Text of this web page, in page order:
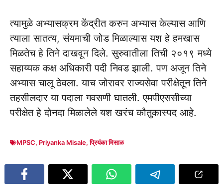
त्यामुळे अभ्यासक्रम केंद्रीत करुन अभ्यास केल्यास आणि
त्याला सातत्य, संयमाची जोड मिळाल्यास यश हे हमखास
मिळतेच हे तिने दाखवून दिले. सुरुवातीला तिची २०१९ मध्ये
सहाय्यक कक्ष अधिकारी पदी निवड झाली. पण अजून तिने
अभ्यास चालू ठेवला. याच जोरावर राज्यसेवा परीक्षेतून तिने
तहसीलदार या पदाला गवसणी घातली. एमपीएससीच्या
परीक्षेत हे दोनदा मिळालेले यश खरंच कौतुकास्पद आहे.
MPSC, Priyanka Misale,प्रियंका मिसाळ